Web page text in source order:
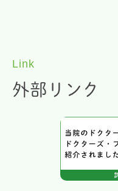
Link
外部リンク